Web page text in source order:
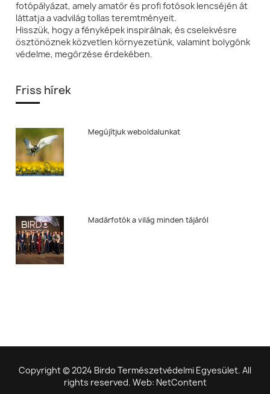
fotópályázat, amely amatőr és profi fotósok lencséjén át
láttatja a vadvilág tollas teremtményeit.
Hisszük, hogy a fényképek inspirálnak, és cselekvésre
ösztönöznek közvetlen környezetünk, valamint bolygónk
védelme, megőrzése érdekében.
Friss hírek
Megújítjuk weboldalunkat
Madárfotók a világ minden tájáról
Copyright © 2024 Birdo Természetvédelmi Egyesület. All
rights reserved. Web: NetContent